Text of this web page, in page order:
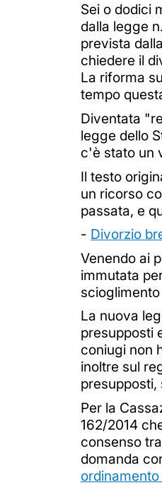
Sei o dodici
dalla legge
prevista
chiedere il
La riforma
tempo
Diventata
legge dello
c'è stato un
Il testo
un ricorso
passata, e
- Divorzio
Venendo ai
immutata
La nuova
presupposti
coniugi non
inoltre sul
Per la
162/2014
consenso
domanda